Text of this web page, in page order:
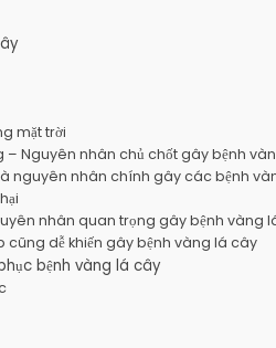
mặt trời
– Nguyên nhân chủ chốt gây bệnh
nguyên nhân chính gây các bệnh
nhân quan trọng gây bệnh vàng
cũng dễ khiến gây bệnh vàng lá cây
bệnh vàng lá cây